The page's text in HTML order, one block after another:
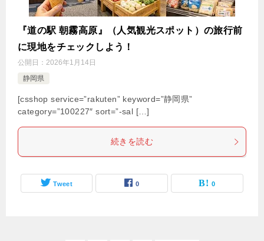
『道の駅 朝霧高原』（人気観光スポット）の旅行前
に現地をチェックしよう！
公開日： 2026年1月14日
静岡県
[csshop service=”rakuten” keyword=”静岡県”
category=”100227″ sort=”-sal […]
続きを読む
Tweet 0 0